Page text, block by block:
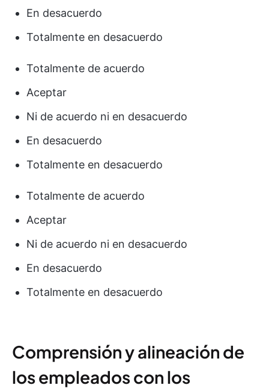
En desacuerdo
Totalmente en desacuerdo
Totalmente de acuerdo
Aceptar
Ni de acuerdo ni en desacuerdo
En desacuerdo
Totalmente en desacuerdo
Totalmente de acuerdo
Aceptar
Ni de acuerdo ni en desacuerdo
En desacuerdo
Totalmente en desacuerdo
Comprensión y alineación de
los empleados con los